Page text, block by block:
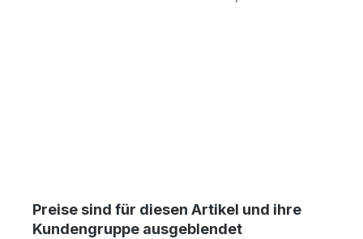
Preise sind für diesen Artikel und ihre
Kundengruppe ausgeblendet